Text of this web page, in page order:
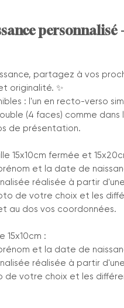
personnalisé
partagez à vos
originalité. ✨
: l'un en recto-verso
(4 faces) comme dans
de présentation.
15x10cm fermée et
et la date de
réalisée à partir
de votre choix et les
au dos vos coordonnées.
15x10cm :
et la date de
réalisée à partir
de votre choix et les